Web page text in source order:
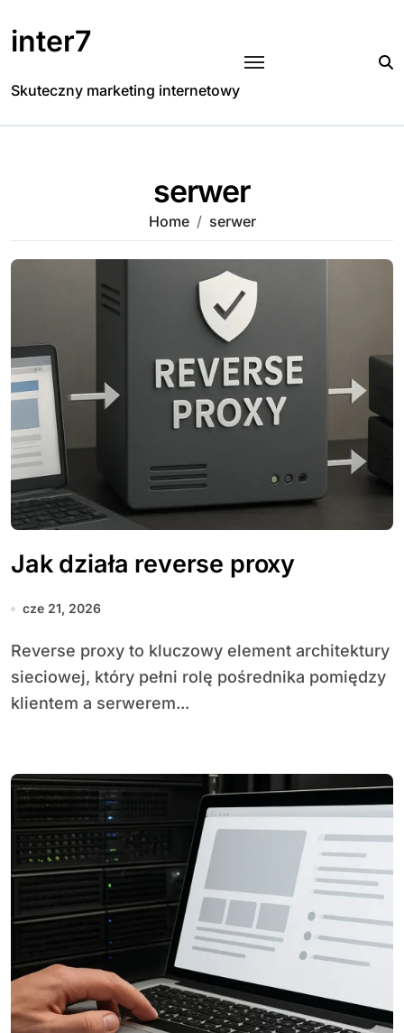
to
content
inter7
Skuteczny marketing internetowy
serwer
Home serwer
Jak działa reverse proxy
cze 21, 2026
Reverse proxy to kluczowy element architektury
sieciowej, który pełni rolę pośrednika pomiędzy
klientem a serwerem...